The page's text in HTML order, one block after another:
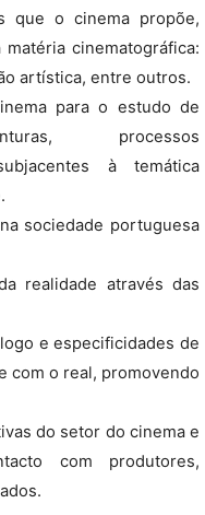
que o cinema propõe,
cinematográfica:
artística, entre outros.
para o estudo de
processos
à temática
sociedade portuguesa
realidade através das
e especificidades de
com o real, promovendo
do setor do cinema e
com produtores,